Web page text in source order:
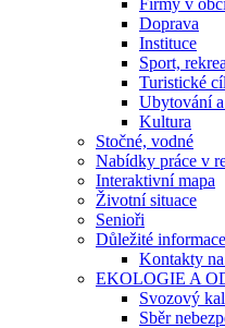
Firmy v obci
Doprava
Instituce
Sport,
Turistické
Ubytování
Kultura
Stočné, vodné
Nabídky práce v
Interaktivní mapa
Životní situace
Senioři
Důležité
Kontakty
EKOLOGIE A
Svozový
Sběr